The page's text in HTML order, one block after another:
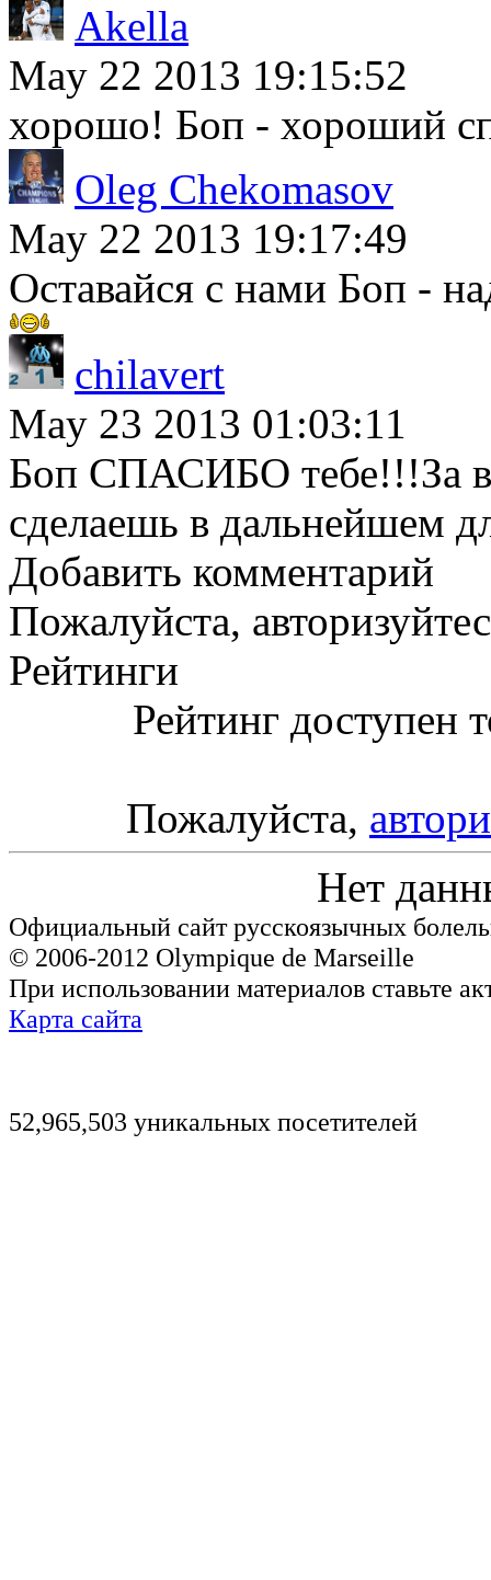
Akella
May 22 2013 19:15:52
хорошо! Боп - хороший
Oleg Chekomasov
May 22 2013 19:17:49
Оставайся с нами Боп -
chilavert
May 23 2013 01:03:11
Боп СПАСИБО тебе!!!За
сделаешь в дальнейшем
Добавить комментарий
Пожалуйста,
Рейтинги
Рейтинг доступен
Пожалуйста,
Нет
Официальный сайт русскоязычных
© 2006-2012 Olympique de Marseille
При использовании материалов ставьте
Карта сайта
52,965,503 уникальных посетителей